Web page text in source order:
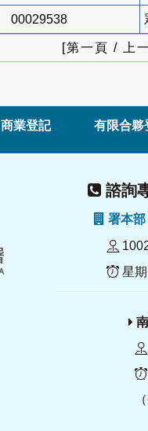
00029538
[第一頁 / 上
商業登記 有限合夥
諮詢
署本
星期